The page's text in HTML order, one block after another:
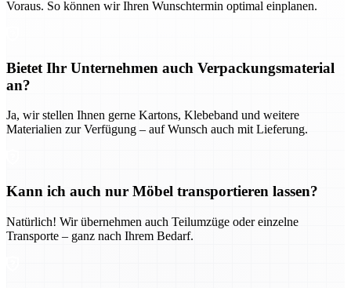
Voraus. So können wir Ihren Wunschtermin optimal einplanen.
Bietet Ihr Unternehmen auch Verpackungsmaterial
an?
Ja, wir stellen Ihnen gerne Kartons, Klebeband und weitere
Materialien zur Verfügung – auf Wunsch auch mit Lieferung.
Kann ich auch nur Möbel transportieren lassen?
Natürlich! Wir übernehmen auch Teilumzüge oder einzelne
Transporte – ganz nach Ihrem Bedarf.